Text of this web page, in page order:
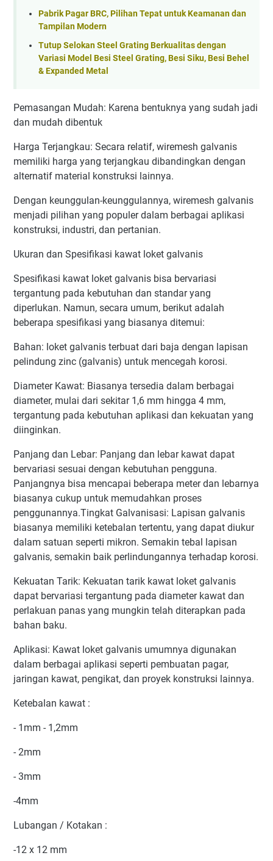
Pabrik Pagar BRC, Pilihan Tepat untuk Keamanan dan
Tampilan Modern
Tutup Selokan Steel Grating Berkualitas dengan
Variasi Model Besi Steel Grating, Besi Siku, Besi Behel
& Expanded Metal
Pemasangan Mudah: Karena bentuknya yang sudah jadi
dan mudah dibentuk
Harga Terjangkau: Secara relatif, wiremesh galvanis
memiliki harga yang terjangkau dibandingkan dengan
alternatif material konstruksi lainnya.
Dengan keunggulan-keunggulannya, wiremesh galvanis
menjadi pilihan yang populer dalam berbagai aplikasi
konstruksi, industri, dan pertanian.
Ukuran dan Spesifikasi kawat loket galvanis
Spesifikasi kawat loket galvanis bisa bervariasi
tergantung pada kebutuhan dan standar yang
diperlukan. Namun, secara umum, berikut adalah
beberapa spesifikasi yang biasanya ditemui:
Bahan: loket galvanis terbuat dari baja dengan lapisan
pelindung zinc (galvanis) untuk mencegah korosi.
Diameter Kawat: Biasanya tersedia dalam berbagai
diameter, mulai dari sekitar 1,6 mm hingga 4 mm,
tergantung pada kebutuhan aplikasi dan kekuatan yang
diinginkan.
Panjang dan Lebar: Panjang dan lebar kawat dapat
bervariasi sesuai dengan kebutuhan pengguna.
Panjangnya bisa mencapai beberapa meter dan lebarnya
biasanya cukup untuk memudahkan proses
penggunannya.Tingkat Galvanisasi: Lapisan galvanis
biasanya memiliki ketebalan tertentu, yang dapat diukur
dalam satuan seperti mikron. Semakin tebal lapisan
galvanis, semakin baik perlindungannya terhadap korosi.
Kekuatan Tarik: Kekuatan tarik kawat loket galvanis
dapat bervariasi tergantung pada diameter kawat dan
perlakuan panas yang mungkin telah diterapkan pada
bahan baku.
Aplikasi: Kawat loket galvanis umumnya digunakan
dalam berbagai aplikasi seperti pembuatan pagar,
jaringan kawat, pengikat, dan proyek konstruksi lainnya.
Ketebalan kawat :
- 1mm - 1,2mm
- 2mm
- 3mm
-4mm
Lubangan / Kotakan :
-12 x 12 mm